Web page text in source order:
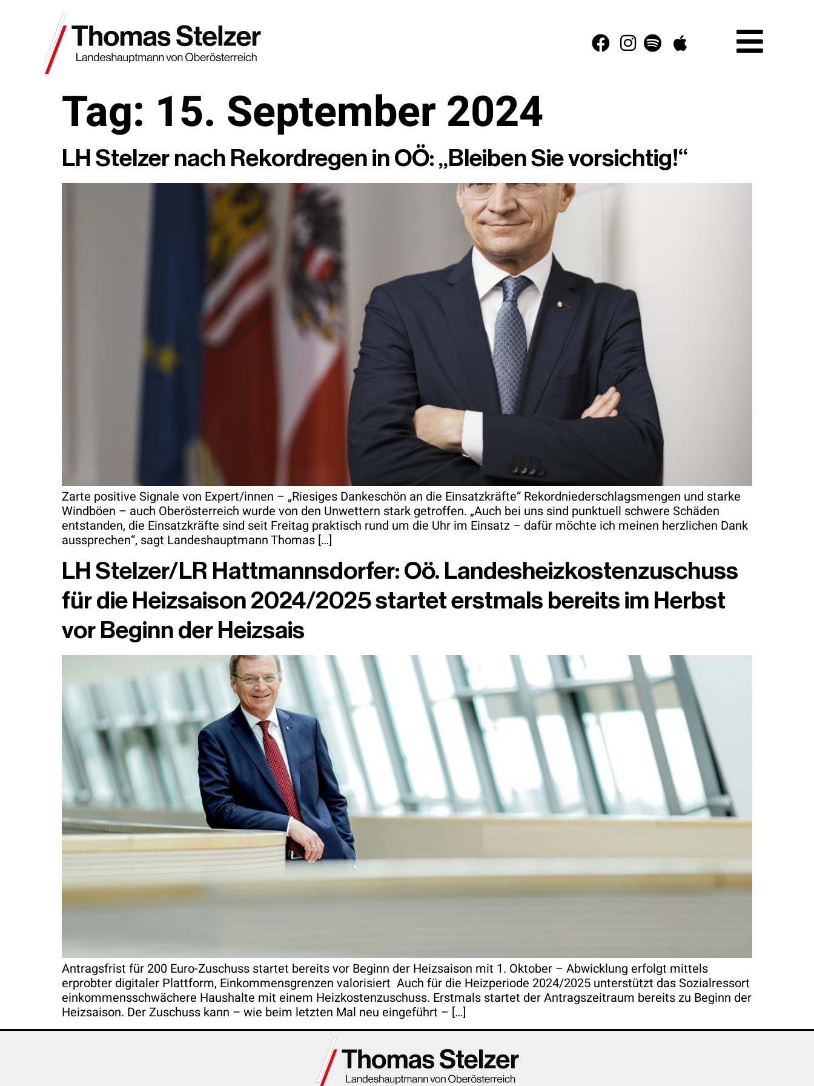
Tag: 15. September 2024
LH Stelzer nach Rekordregen in OÖ: „Bleiben Sie vorsichtig!“
Zarte positive Signale von Expert/innen – „Riesiges Dankeschön an die Einsatzkräfte“ Rekordniederschlagsmengen und starke
Windböen – auch Oberösterreich wurde von den Unwettern stark getroffen. „Auch bei uns sind punktuell schwere Schäden
entstanden, die Einsatzkräfte sind seit Freitag praktisch rund um die Uhr im Einsatz – dafür möchte ich meinen herzlichen Dank
aussprechen“, sagt Landeshauptmann Thomas […]
LH Stelzer/LR Hattmannsdorfer: Oö. Landesheizkostenzuschuss
für die Heizsaison 2024/2025 startet erstmals bereits im Herbst
vor Beginn der Heizsais
Antragsfrist für 200 Euro-Zuschuss startet bereits vor Beginn der Heizsaison mit 1. Oktober – Abwicklung erfolgt mittels
erprobter digitaler Plattform, Einkommensgrenzen valorisiert Auch für die Heizperiode 2024/2025 unterstützt das Sozialressort
einkommensschwächere Haushalte mit einem Heizkostenzuschuss. Erstmals startet der Antragszeitraum bereits zu Beginn der
Heizsaison. Der Zuschuss kann – wie beim letzten Mal neu eingeführt – […]